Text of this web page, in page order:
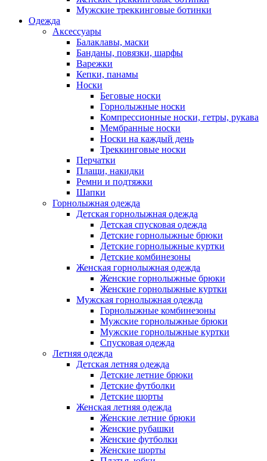
Мужские треккинговые ботинки
Одежда
Аксессуары
Балаклавы, маски
Банданы, повязки, шарфы
Варежки
Кепки, панамы
Носки
Беговые носки
Горнолыжные носки
Компрессионные носки, гетры, рукава
Мембранные носки
Носки на каждый день
Треккинговые носки
Перчатки
Плащи, накидки
Ремни и подтяжки
Шапки
Горнолыжная одежда
Детская горнолыжная одежда
Детская спусковая одежда
Детские горнолыжные брюки
Детские горнолыжные куртки
Детские комбинезоны
Женская горнолыжная одежда
Женские горнолыжные брюки
Женские горнолыжные куртки
Мужская горнолыжная одежда
Горнолыжные комбинезоны
Мужские горнолыжные брюки
Мужские горнолыжные куртки
Спусковая одежда
Летняя одежда
Детская летняя одежда
Детские летние брюки
Детские футболки
Детские шорты
Женская летняя одежда
Женские летние брюки
Женские рубашки
Женские футболки
Женские шорты